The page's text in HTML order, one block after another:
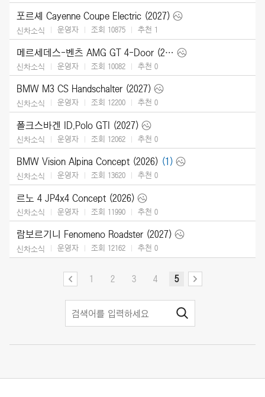
포르셰 Cayenne Coupe Electric (2027)
신차소식 운영자 조회 10875 추천 1
메르세데스-벤츠 AMG GT 4-Door (2027)
신차소식 운영자 조회 10082 추천 0
BMW M3 CS Handschalter (2027)
신차소식 운영자 조회 12200 추천 0
폴크스바겐 ID.Polo GTI (2027)
신차소식 운영자 조회 12062 추천 0
BMW Vision Alpina Concept (2026) (1)
신차소식 운영자 조회 13620 추천 0
르노 4 JP4x4 Concept (2026)
신차소식 운영자 조회 11990 추천 0
람보르기니 Fenomeno Roadster (2027)
신차소식 운영자 조회 12162 추천 0
1 2 3 4 5